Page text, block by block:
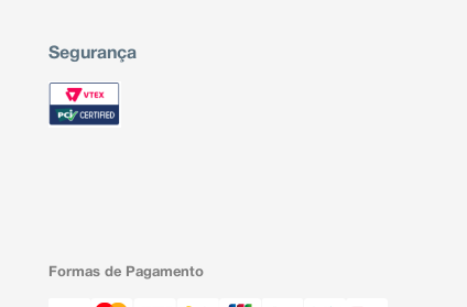
Segurança
Formas de Pagamento